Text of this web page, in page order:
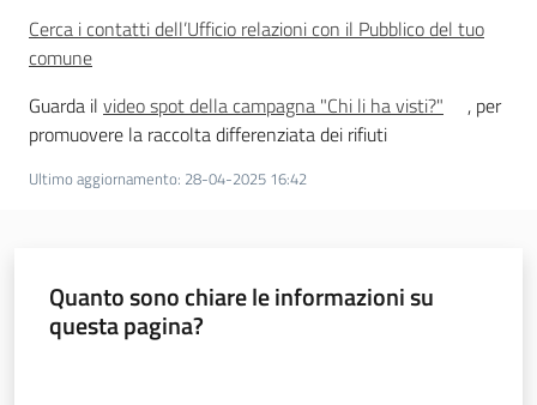
r
a
m
a
Regione
Emilia-
Cerca i contatti dell’Ufficio relazioni con il Pubblico del tuo
comune
Guarda il video spot della campagna "Chi li ha visti?"
, per
promuovere la raccolta differenziata dei rifiuti
Ultimo aggiornamento: 28-04-2025 16:42
Quanto sono chiare le informazioni su
questa pagina?